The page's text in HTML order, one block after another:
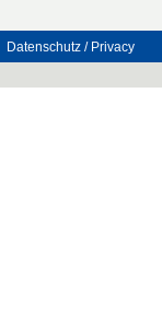
Datenschutz / Privacy